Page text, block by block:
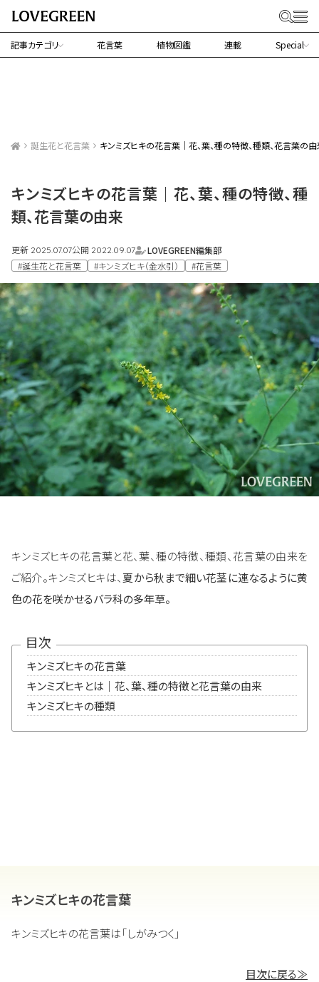
記事カテゴリ 花言葉 植物図鑑 連載 Special
誕生花と花言葉 キンミズヒキの花言葉｜花、葉、種の特徴、種類、花言葉の
キンミズヒキの花言葉｜花、葉、種の特徴、種
類、花言葉の由来
更新 2025.07.07公開 2022.09.07
LOVEGREEN編集部
#誕生花と花言葉
#キンミズヒキ（金水引） #花言葉
キンミズヒキの花言葉と花、葉、種の特徴、種類、花言葉の由来を
ご紹介。キンミズヒキは、夏から秋まで細い花茎に連なるように黄
色の花を咲かせるバラ科の多年草。
目次
キンミズヒキの花言葉
キンミズヒキとは｜花、葉、種の特徴と花言葉の由来
キンミズヒキの種類
キンミズヒキの花言葉
キンミズヒキの花言葉は「しがみつく」
目次に戻る≫